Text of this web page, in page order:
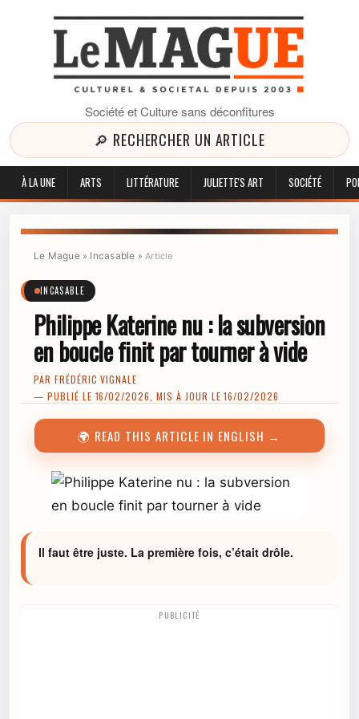
Société et Culture sans déconfitures
🔎 RECHERCHER UN ARTICLE
À LA UNE ARTS LITTÉRATURE JULIETTE'S ART SOCIÉTÉ
Le Mague» Incasable »Article
INCASABLE
Philippe Katerine nu : la subversion
en boucle finit par tourner à vide
PAR FRÉDÉRIC VIGNALE
— PUBLIÉ LE 16/02/2026, MIS À JOUR LE 16/02/2026
🌍 READ THIS ARTICLE IN ENGLISH →
Il faut être juste. La première fois, c’était drôle.
PUBLICITÉ